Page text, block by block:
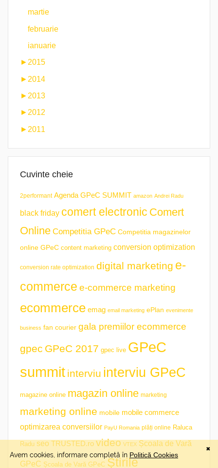
martie
februarie
ianuarie
► 2015
► 2014
► 2013
►2012
► 2011
Cuvinte cheie
2performant Agenda GPeC SUMMIT amazon Andrei Radu
black friday comert electronic Comert
Online Competitia GPeC Competitia magazinelor
online GPeC content marketing conversion optimization
conversion rate optimization digital marketing e-
commerce e-commerce marketing
ecommerce emag email marketing ePlan evenimente
business fan courier gala premiilor ecommerce
gpec GPeC 2017 gpec live GPeC
summit interviu interviu GPeC
magazine online magazin online marketing
marketing online mobile mobile commerce
optimizarea conversiilor PayU Romania plăți online Raluca
Radu seo TRUSTED.ro video VTEX Școala de Vară
GPeC Școala de Vară GPeC Știrile